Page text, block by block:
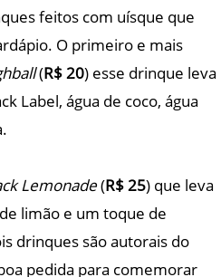
feitos com uísque que
O primeiro e mais
(R$ 20) esse drinque leva
Label, água de coco, água
Lemonade(R$ 25) que leva
de limão e um toque de
drinques são autorais do
pedida para comemorar